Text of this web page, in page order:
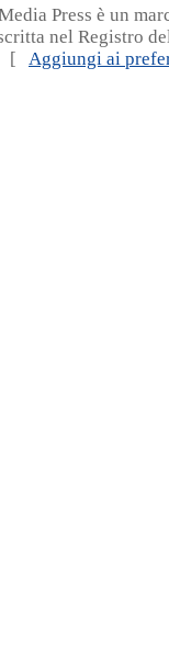
Press è un
nel Registro
[ Aggiungi ai